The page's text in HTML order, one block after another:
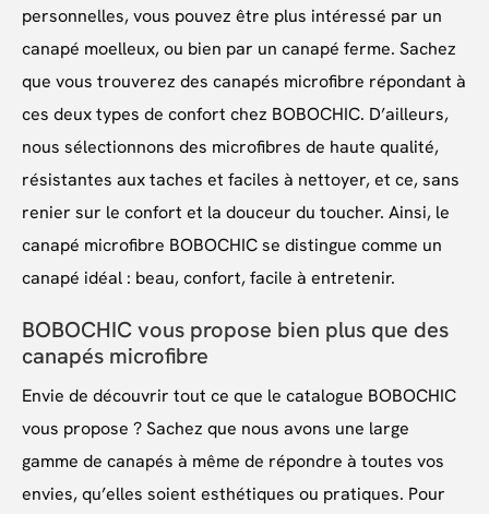
personnelles, vous pouvez être plus intéressé par un
canapé moelleux, ou bien par un canapé ferme. Sachez
que vous trouverez des canapés microfibre répondant à
ces deux types de confort chez BOBOCHIC. D’ailleurs,
nous sélectionnons des microfibres de haute qualité,
résistantes aux taches et faciles à nettoyer, et ce, sans
renier sur le confort et la douceur du toucher. Ainsi, le
canapé microfibre BOBOCHIC se distingue comme un
canapé idéal : beau, confort, facile à entretenir.
BOBOCHIC vous propose bien plus que des
canapés microfibre
Envie de découvrir tout ce que le catalogue BOBOCHIC
vous propose ? Sachez que nous avons une large
gamme de canapés à même de répondre à toutes vos
envies, qu’elles soient esthétiques ou pratiques. Pour